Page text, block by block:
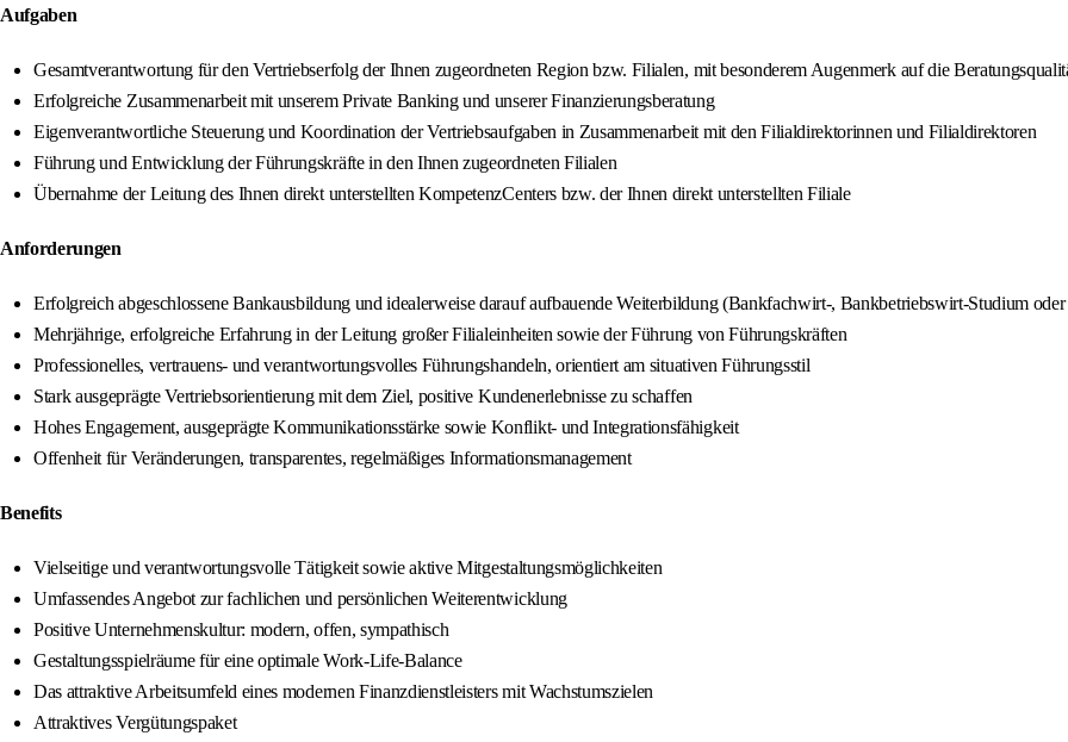
Aufgaben
Gesamtverantwortung für den Vertriebserfolg der Ihnen zugeordneten Region bzw. Filialen, mit besonderem Augenmerk auf die
Erfolgreiche Zusammenarbeit mit unserem Private Banking und unserer Finanzierungsberatung
Eigenverantwortliche Steuerung und Koordination der Vertriebsaufgaben in Zusammenarbeit mit den Filialdirektorinnen und Filialdirektoren
Führung und Entwicklung der Führungskräfte in den Ihnen zugeordneten Filialen
Übernahme der Leitung des Ihnen direkt unterstellten KompetenzCenters bzw. der Ihnen direkt unterstellten Filiale
Anforderungen
Erfolgreich abgeschlossene Bankausbildung und idealerweise darauf aufbauende Weiterbildung (Bankfachwirt-, Bankbetriebswirt-Studium
Mehrjährige, erfolgreiche Erfahrung in der Leitung großer Filialeinheiten sowie der Führung von Führungskräften
Professionelles, vertrauens- und verantwortungsvolles Führungshandeln, orientiert am situativen Führungsstil
Stark ausgeprägte Vertriebsorientierung mit dem Ziel, positive Kundenerlebnisse zu schaffen
Hohes Engagement, ausgeprägte Kommunikationsstärke sowie Konflikt- und Integrationsfähigkeit
Offenheit für Veränderungen, transparentes, regelmäßiges Informationsmanagement
Benefits
Vielseitige und verantwortungsvolle Tätigkeit sowie aktive Mitgestaltungsmöglichkeiten
Umfassendes Angebot zur fachlichen und persönlichen Weiterentwicklung
Positive Unternehmenskultur: modern, offen, sympathisch
Gestaltungsspielräume für eine optimale Work-Life-Balance
Das attraktive Arbeitsumfeld eines modernen Finanzdienstleisters mit Wachstumszielen
Attraktives Vergütungspaket